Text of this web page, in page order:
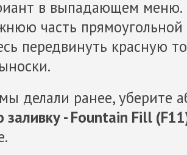
в выпадающем меню.
часть прямоугольной
передвинуть красную
делали ранее, уберите
- Fountain Fill